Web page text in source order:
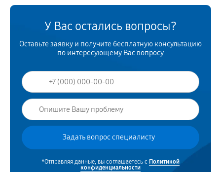
У Вас остались вопросы?
Оставьте заявку и получите бесплатную консультацию
по интересующему Вас вопросу
*Отправляя данные, вы соглашаетесь с Политикой
конфиденциальности